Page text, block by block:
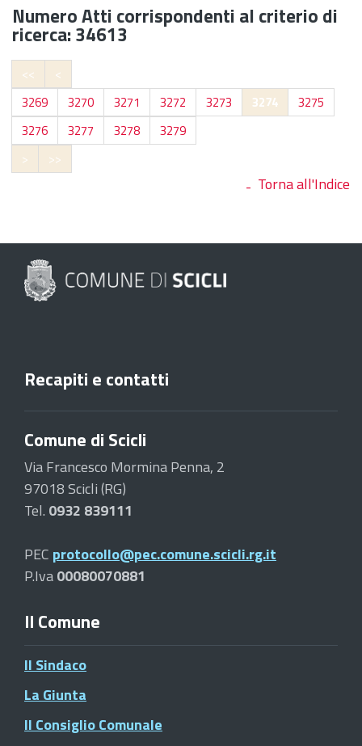
Numero Atti corrispondenti al criterio di
ricerca: 34613
<<
<
3269
3270 3271 3272 3273 3274
3275
3276
3277 3278
3279
>
>>
Torna all'Indice
Recapiti e contatti
Comune di Scicli
Via Francesco Mormina Penna, 2
97018 Scicli (RG)
Tel. 0932 839111
PEC protocollo@pec.comune.scicli.rg.it
P.Iva00080070881
Il Comune
Il Sindaco
La Giunta
Il Consiglio Comunale